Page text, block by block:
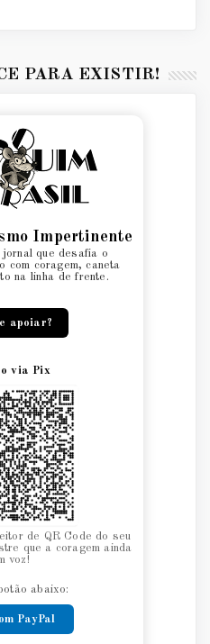
PARA EXISTIR!
Impertinente
que desafia o
com coragem, caneta
na linha de frente.
apoiar?
via Pix
de QR Code do seu
que a coragem ainda
voz!
abaixo:
PayPal